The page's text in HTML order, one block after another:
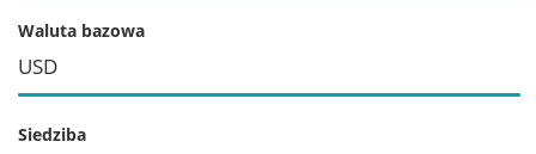
Waluta bazowa
USD
Siedziba